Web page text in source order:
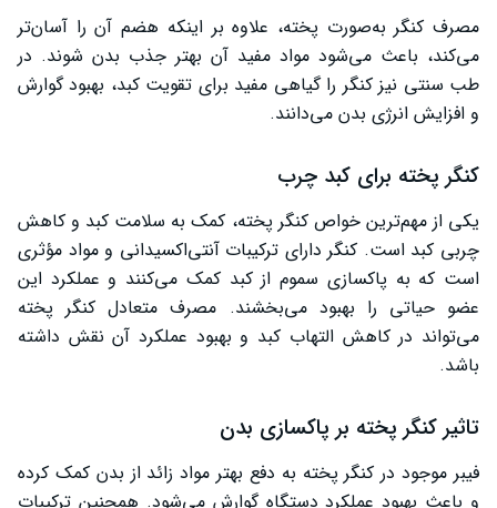
مصرف کنگر به‌صورت پخته، علاوه بر اینکه هضم آن را آسان‌تر
می‌کند، باعث می‌شود مواد مفید آن بهتر جذب بدن شوند. در
طب سنتی نیز کنگر را گیاهی مفید برای تقویت کبد، بهبود گوارش
و افزایش انرژی بدن می‌دانند.
کنگر پخته برای کبد چرب
یکی از مهم‌ترین خواص کنگر پخته، کمک به سلامت کبد و کاهش
چربی کبد است. کنگر دارای ترکیبات آنتی‌اکسیدانی و مواد مؤثری
است که به پاکسازی سموم از کبد کمک می‌کنند و عملکرد این
عضو حیاتی را بهبود می‌بخشند. مصرف متعادل کنگر پخته
می‌تواند در کاهش التهاب کبد و بهبود عملکرد آن نقش داشته
باشد.
تاثیر کنگر پخته بر پاکسازی بدن
فیبر موجود در کنگر پخته به دفع بهتر مواد زائد از بدن کمک کرده
و باعث بهبود عملکرد دستگاه گوارش می‌شود. همچنین ترکیبات